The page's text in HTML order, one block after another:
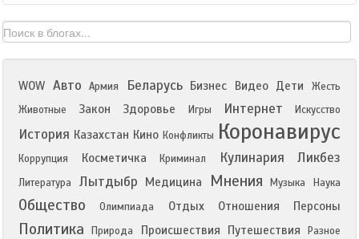
WOW Авто Армия Беларусь Бизнес Видео Дети
Жесть
Животные
Закон Здоровье Игры Интернет Искусство
История Казахстан Кино Конфликты Коронавирус
Коррупция Косметичка Криминал Кулинария Ликбез
Литература Лытдыбр Медицина Мнения Музыка Наука
Общество Олимпиада Отдых Отношения Персоны
Политика Природа Происшествия Путешествия
Разное